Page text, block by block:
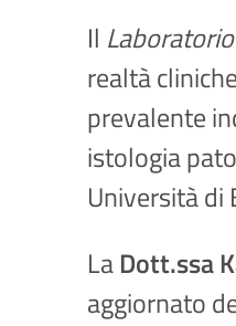
Il
realtà
prevalente
istologia
Università di
LaDott.ssa
aggiornato